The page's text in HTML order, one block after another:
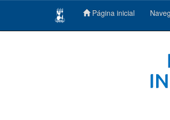
Página inicial